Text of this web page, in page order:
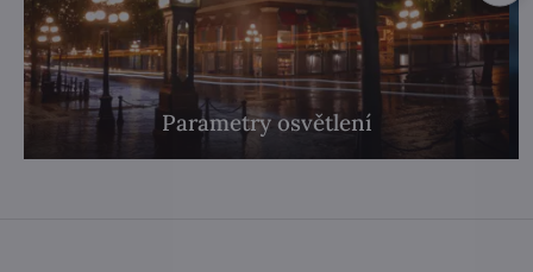
Parametry osvětlení